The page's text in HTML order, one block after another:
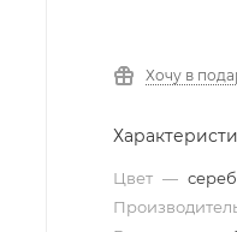
Хочу в
Цвет —